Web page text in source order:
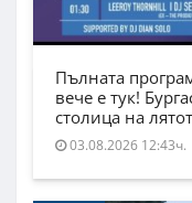
Пълната
вече е тук!
столица на
03.08.2026 12:43ч.